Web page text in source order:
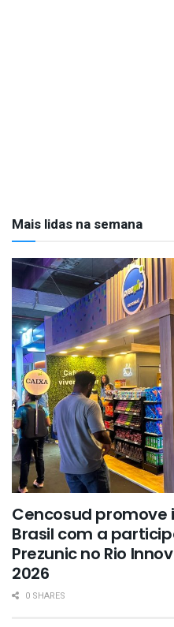
Mais lidas na semana
Cencosud promove
Brasil com a
Prezunic no Rio
2026
0 SHARES